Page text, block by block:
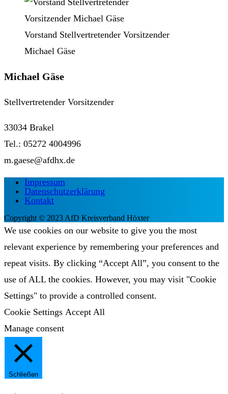
Vorstand Stellvertretender Vorsitzender
Michael Gäse
Michael Gäse
Stellvertretender Vorsitzender
33034 Brakel
Tel.: 05272 4004996
m.gaese@afdhx.de
Impressum
Datenschutzerklärung
Kontakt
Copyright © 2023 AfD Kreisverband Höxter
We use cookies on our website to give you the most
relevant experience by remembering your preferences and
repeat visits. By clicking “Accept All”, you consent to the
use of ALL the cookies. However, you may visit "Cookie
Settings" to provide a controlled consent.
Cookie Settings Accept All
Manage consent
Schließen